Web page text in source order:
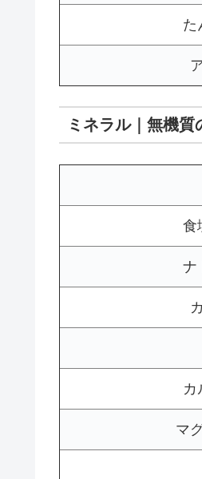
た
ミネラル｜無機質
食
ナ
カ
マ